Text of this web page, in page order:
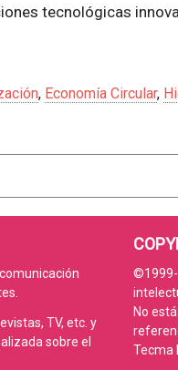
tecnológicas
, Economía Circular,
TV, etc. y
sobre el
©1999-
No
Tecma